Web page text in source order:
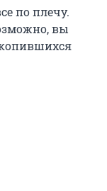
по плечу.
вы